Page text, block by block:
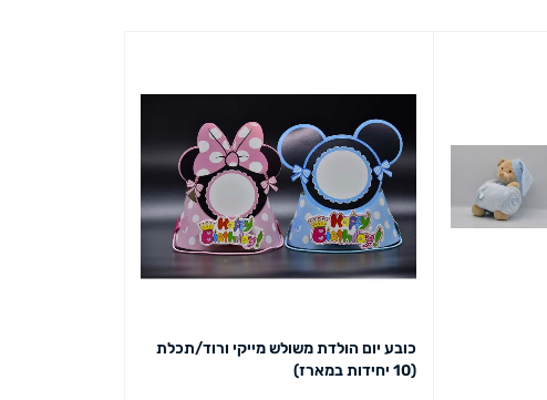
כובע יום הולדת משולש מייקי ורוד/תכלת
(10 יחידות במארז)